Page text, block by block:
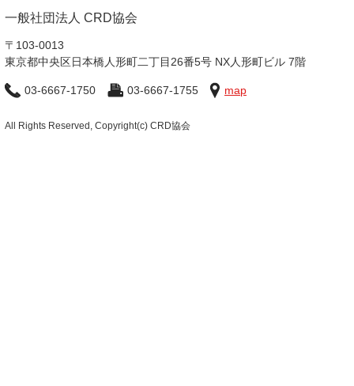
一般社団法人 CRD協会
〒103-0013
東京都中央区日本橋人形町二丁目26番5号 NX人形町ビル 7階
03-6667-1750 03-6667-1755 map
All Rights Reserved, Copyright(c) CRD協会